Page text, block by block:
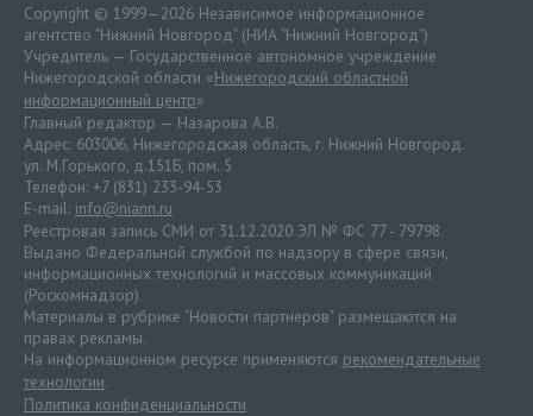
Copyright © 1999—2026 Независимое информационное
агентство "Нижний Новгород" (НИА "Нижний Новгород")
Учредитель — Государственное автономное учреждение
Нижегородской области «Нижегородский областной
информационный центр»
Главный редактор — Назарова А.В.
Адрес: 603006, Нижегородская область, г. Нижний Новгород.
ул. М.Горького, д.151Б, пом. 5
Телефон: +7 (831) 233-94-53
E-mail: info@niann.ru
Реестровая запись СМИ от 31.12.2020 ЭЛ № ФС 77 - 79798.
Выдано Федеральной службой по надзору в сфере связи,
информационных технологий и массовых коммуникаций
(Роскомнадзор).
Материалы в рубрике "Новости партнеров" размещаются на
правах рекламы.
На информационном ресурсе применяются рекомендательные
технологии.
Политика конфиденциальности